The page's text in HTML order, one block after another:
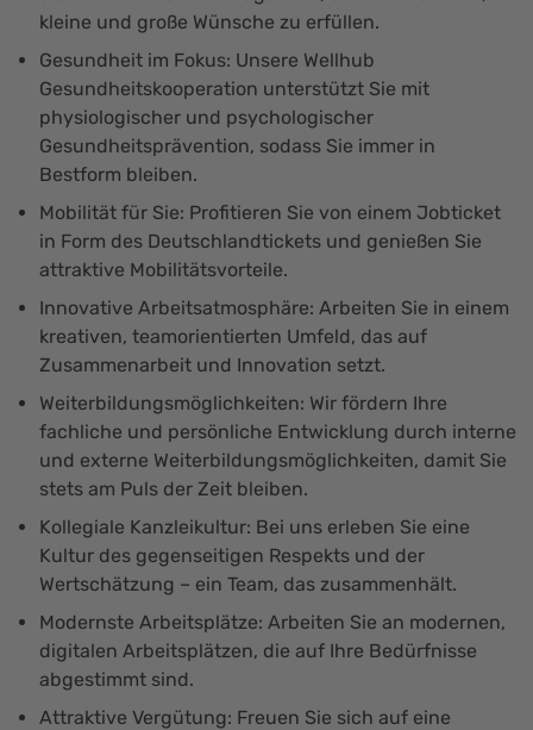
kleine und große Wünsche zu erfüllen.
Gesundheit im Fokus: Unsere Wellhub
Gesundheitskooperation unterstützt Sie mit
physiologischer und psychologischer
Gesundheitsprävention, sodass Sie immer in
Bestform bleiben.
Mobilität für Sie: Profitieren Sie von einem Jobticket
in Form des Deutschlandtickets und genießen Sie
attraktive Mobilitätsvorteile.
Innovative Arbeitsatmosphäre: Arbeiten Sie in einem
kreativen, teamorientierten Umfeld, das auf
Zusammenarbeit und Innovation setzt.
Weiterbildungsmöglichkeiten: Wir fördern Ihre
fachliche und persönliche Entwicklung durch interne
und externe Weiterbildungsmöglichkeiten, damit Sie
stets am Puls der Zeit bleiben.
Kollegiale Kanzleikultur: Bei uns erleben Sie eine
Kultur des gegenseitigen Respekts und der
Wertschätzung – ein Team, das zusammenhält.
Modernste Arbeitsplätze: Arbeiten Sie an modernen,
digitalen Arbeitsplätzen, die auf Ihre Bedürfnisse
abgestimmt sind.
Attraktive Vergütung: Freuen Sie sich auf eine